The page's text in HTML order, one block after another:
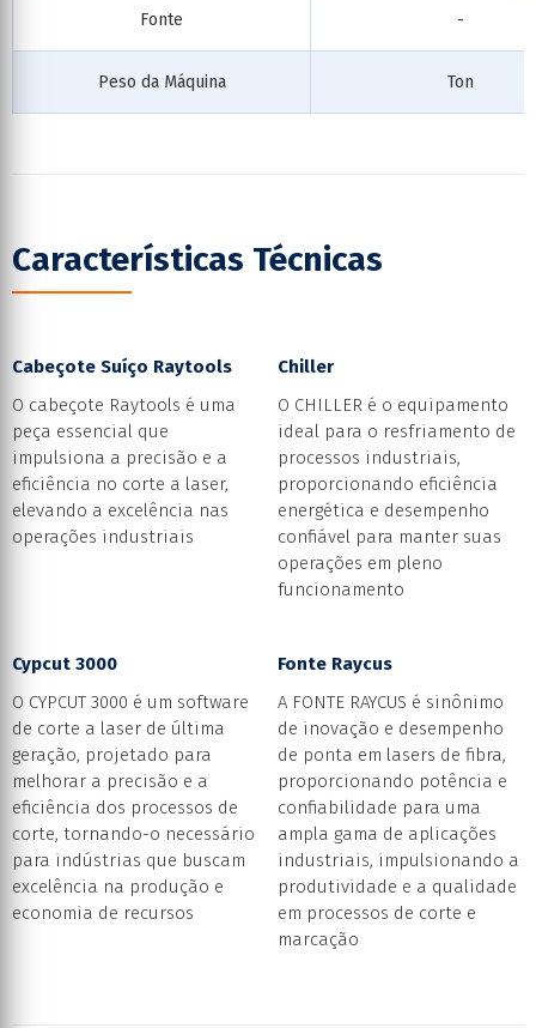
Fonte
Peso da Máquina
-
Ton
Características Técnicas
Cabeçote Suíço Raytools
O cabeçote Raytools é uma
peça essencial que
impulsiona a precisão e a
eficiência no corte a laser,
elevando a excelência nas
operações industriais
Chiller
O CHILLER é o equipamento
ideal para o resfriamento de
processos industriais,
proporcionando eficiência
energética e desempenho
confiável para manter suas
operações em pleno
funcionamento
Cypcut 3000
O CYPCUT 3000 é um software
de corte a laser de última
geração, projetado para
melhorar a precisão e a
eficiência dos processos de
corte, tornando-o necessário
para indústrias que buscam
excelência na produção e
economia de recursos
Fonte Raycus
A FONTE RAYCUS é sinônimo
de inovação e desempenho
de ponta em lasers de fibra,
proporcionando potência e
confiabilidade para uma
ampla gama de aplicações
industriais, impulsionando a
produtividade e a qualidade
em processos de corte e
marcação